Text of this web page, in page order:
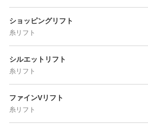
ショッピングリフト
糸リフト
シルエットリフト
糸リフト
ファインVリフト
糸リフト